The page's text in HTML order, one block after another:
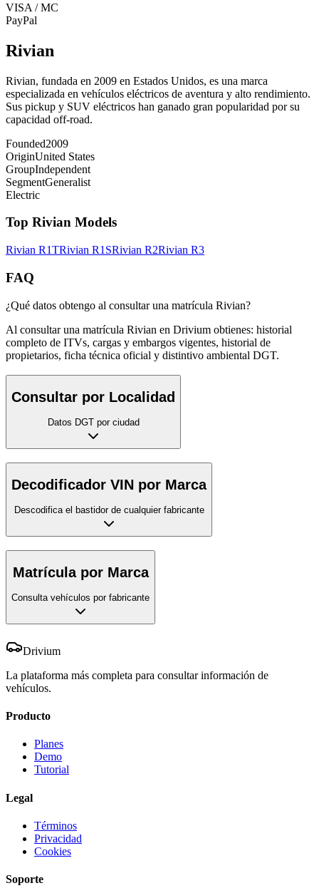
VISA / MC
PayPal
Rivian
Rivian, fundada en 2009 en Estados Unidos, es una marca
especializada en vehículos eléctricos de aventura y alto rendimiento.
Sus pickup y SUV eléctricos han ganado gran popularidad por su
capacidad off-road.
Founded2009
OriginUnited States
GroupIndependent
SegmentGeneralist
Electric
Top Rivian Models
Rivian R1TRivian R1SRivian R2Rivian R3
FAQ
¿Qué datos obtengo al consultar una matrícula Rivian?
Al consultar una matrícula Rivian en Drivium obtienes: historial
completo de ITVs, cargas y embargos vigentes, historial de
propietarios, ficha técnica oficial y distintivo ambiental DGT.
Consultar por Localidad
Datos DGT por ciudad
Decodificador VIN por Marca
Descodifica el bastidor de cualquier fabricante
Matrícula por Marca
Consulta vehículos por fabricante
Drivium
La plataforma más completa para consultar información de
vehículos.
Producto
Planes
Demo
Tutorial
Legal
Términos
Privacidad
Cookies
Soporte